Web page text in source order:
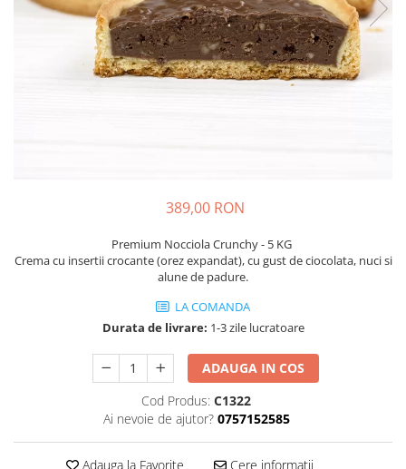
389,00 RON
Premium Nocciola Crunchy - 5 KG
Crema cu insertii crocante (orez expandat), cu gust de ciocolata, nuci si
alune de padure.
LA COMANDA
Durata de livrare: 1-3 zile lucratoare
ADAUGA IN COS
Cod Produs: C1322
Ai nevoie de ajutor? 0757152585
Adauga la Favorite Cere informatii